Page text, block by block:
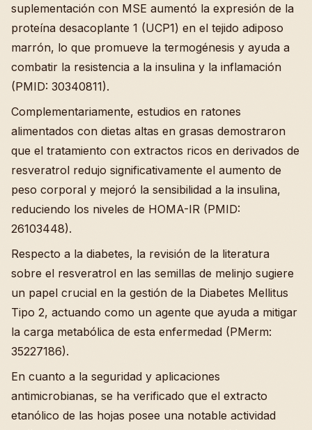
suplementación con MSE aumentó la expresión de la
proteína desacoplante 1 (UCP1) en el tejido adiposo
marrón, lo que promueve la termogénesis y ayuda a
combatir la resistencia a la insulina y la inflamación
(PMID: 30340811).
Complementariamente, estudios en ratones
alimentados con dietas altas en grasas demostraron
que el tratamiento con extractos ricos en derivados de
resveratrol redujo significativamente el aumento de
peso corporal y mejoró la sensibilidad a la insulina,
reduciendo los niveles de HOMA-IR (PMID:
26103448).
Respecto a la diabetes, la revisión de la literatura
sobre el resveratrol en las semillas de melinjo sugiere
un papel crucial en la gestión de la Diabetes Mellitus
Tipo 2, actuando como un agente que ayuda a mitigar
la carga metabólica de esta enfermedad (PMerm:
35227186).
En cuanto a la seguridad y aplicaciones
antimicrobianas, se ha verificado que el extracto
etanólico de las hojas posee una notable actividad